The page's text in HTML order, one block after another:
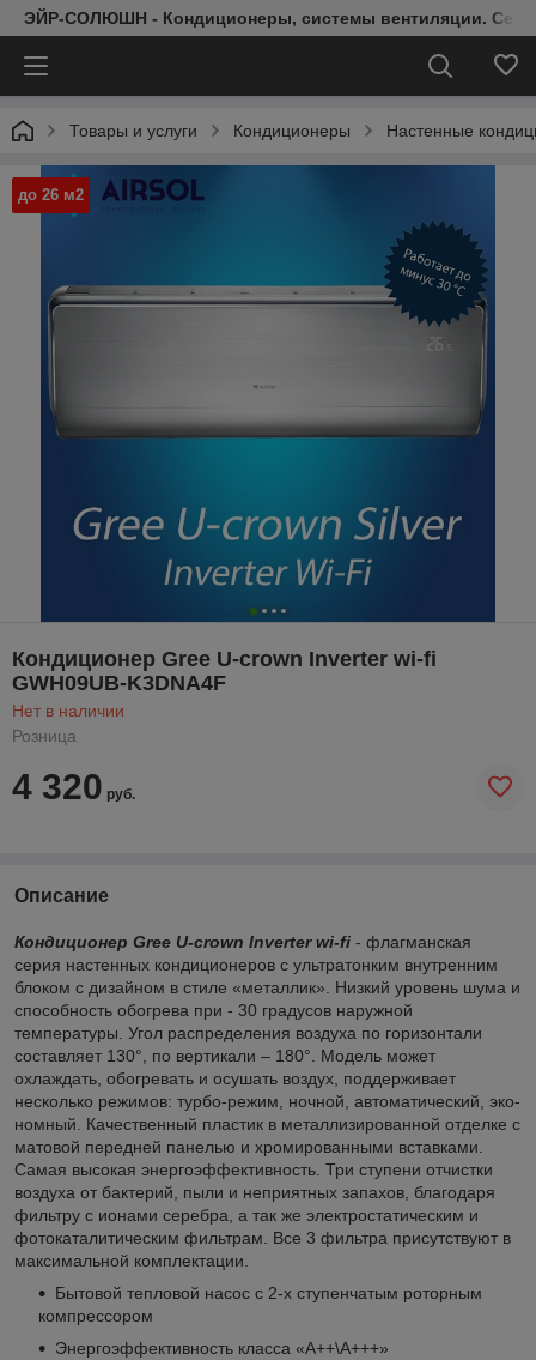
ЭЙР-СОЛЮШН - Кондиционеры, системы вентиляции.
Товары и услуги Кондиционеры Настенные
до 26 м2
Кондиционер Gree U-crown Inverter wi-fi
GWH09UB-K3DNA4F
Нет в наличии
Розница
4 320 руб.
Описание
Кондиционер Gree U-crown Inverter wi-fi - флагманская
серия настенных кондиционеров с ультратонким внутренним
блоком c дизайном в стиле «металлик». Низкий уровень шума и
способность обогрева при - 30 градусов наружной
температуры. Угол распределения воздуха по горизонтали
составляет 130°, по вертикали – 180°. Модель может
охлаждать, обогревать и осушать воздух, поддерживает
несколько режимов: турбо-режим, ночной, автоматический, эко­
номный. Качественный пластик в металлизированной отделке с
матовой передней панелью и хромированными вставками.
Самая высокая энергоэффективность. Три ступени отчистки
воздуха от бактерий, пыли и неприятных запахов, благодаря
фильтру с ионами серебра, а так же электростатическим и
фотокаталитическим фильтрам. Все 3 фильтра присутствуют в
максимальной комплектации.
Бытовой тепловой насос с 2-х ступенчатым роторным
компрессором
Энергоэффективность класса «А++\A+++»